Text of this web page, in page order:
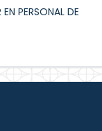
PERSONAL DE